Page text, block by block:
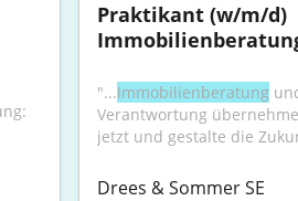
Praktikant (w/m/d)
"...Immobilienberatung
Verantwortung
jetzt und gestalte die
Drees & Sommer SE